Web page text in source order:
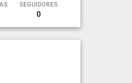
SEGUIDORES
0